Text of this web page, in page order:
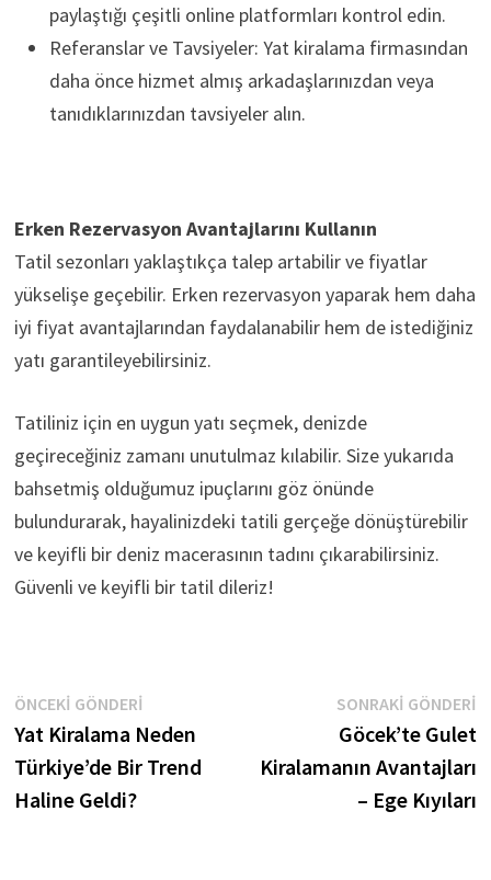
paylaştığı çeşitli online platformları kontrol edin.
Referanslar ve Tavsiyeler: Yat kiralama firmasından
daha önce hizmet almış arkadaşlarınızdan veya
tanıdıklarınızdan tavsiyeler alın.
Erken Rezervasyon Avantajlarını Kullanın
Tatil sezonları yaklaştıkça talep artabilir ve fiyatlar
yükselişe geçebilir. Erken rezervasyon yaparak hem daha
iyi fiyat avantajlarından faydalanabilir hem de istediğiniz
yatı garantileyebilirsiniz.
Tatiliniz için en uygun yatı seçmek, denizde
geçireceğiniz zamanı unutulmaz kılabilir. Size yukarıda
bahsetmiş olduğumuz ipuçlarını göz önünde
bulundurarak, hayalinizdeki tatili gerçeğe dönüştürebilir
ve keyifli bir deniz macerasının tadını çıkarabilirsiniz.
Güvenli ve keyifli bir tatil dileriz!
Yazı
gezinmesi
ÖNCEKI GÖNDERI
gönderi:
Yat Kiralama Neden
Türkiye’de Bir Trend
Haline Geldi?
SONRAKI GÖNDERI
Göcek’te Gulet
Kiralamanın Avantajları
– Ege Kıyıları